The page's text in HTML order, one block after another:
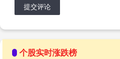
提交评论
个股实时涨跌榜